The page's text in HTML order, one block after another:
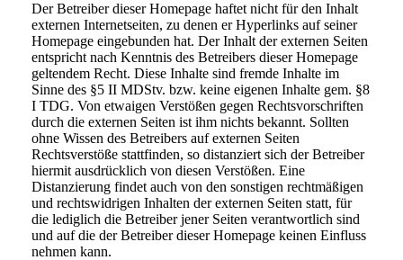
Der Betreiber dieser Homepage haftet nicht für den Inhalt
externen Internetseiten, zu denen er Hyperlinks auf seiner
Homepage eingebunden hat. Der Inhalt der externen Seiten
entspricht nach Kenntnis des Betreibers dieser Homepage
geltendem Recht. Diese Inhalte sind fremde Inhalte im
Sinne des §5 II MDStv. bzw. keine eigenen Inhalte gem. §8
I TDG. Von etwaigen Verstößen gegen Rechtsvorschriften
durch die externen Seiten ist ihm nichts bekannt. Sollten
ohne Wissen des Betreibers auf externen Seiten
Rechtsverstöße stattfinden, so distanziert sich der Betreiber
hiermit ausdrücklich von diesen Verstößen. Eine
Distanzierung findet auch von den sonstigen rechtmäßigen
und rechtswidrigen Inhalten der externen Seiten statt, für
die lediglich die Betreiber jener Seiten verantwortlich sind
und auf die der Betreiber dieser Homepage keinen Einfluss
nehmen kann.